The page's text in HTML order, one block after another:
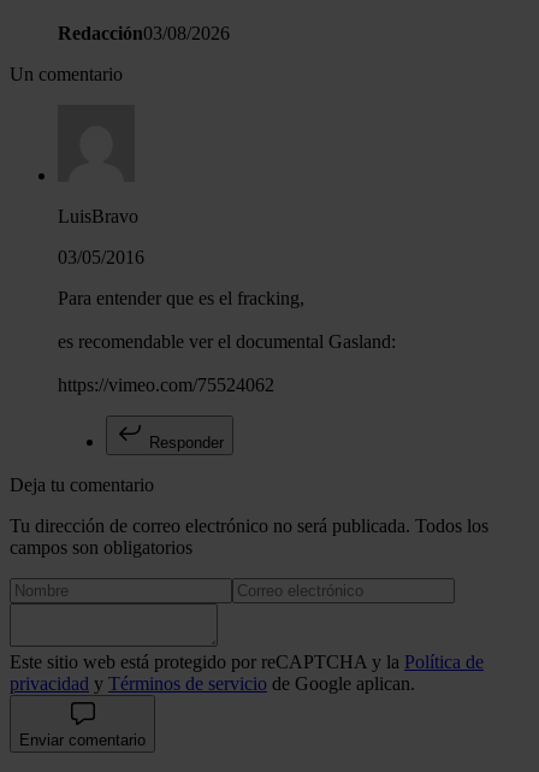
Redacción03/08/2026
Un comentario
LuisBravo
03/05/2016
Para entender que es el fracking,
es recomendable ver el documental Gasland:
https://vimeo.com/75524062
Responder
Deja tu comentario
Tu dirección de correo electrónico no será publicada. Todos los
campos son obligatorios
Este sitio web está protegido por reCAPTCHA y la Política de
privacidad y Términos de servicio de Google aplican.
Enviar comentario